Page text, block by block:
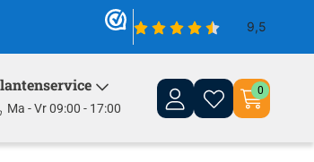
Ma - Vr 09:00 - 17:00
0